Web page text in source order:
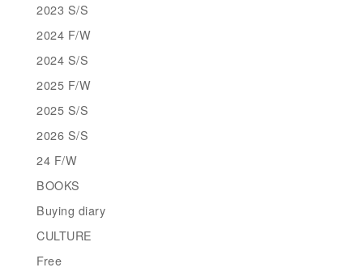
2023 S/S
2024 F/W
2024 S/S
2025 F/W
2025 S/S
2026 S/S
24 F/W
BOOKS
Buying diary
CULTURE
Free